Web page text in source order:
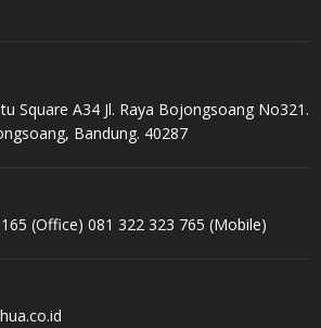
Square A34 Jl. Raya Bojongsoang No321.
Bandung. 40287
(Office) 081 322 323 765 (Mobile)